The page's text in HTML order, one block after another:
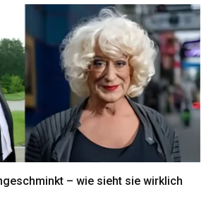
– wie sieht sie wirklich